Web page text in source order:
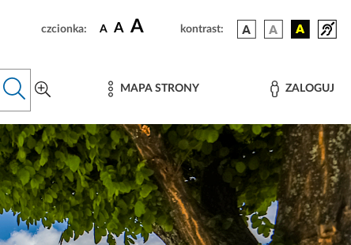
czcionka: A A A kontrast:
MAPA STRONY ZALOGUJ